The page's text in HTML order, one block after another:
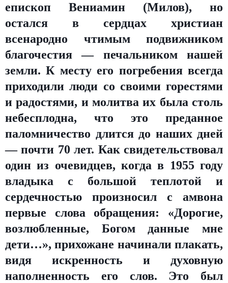
епископ Вениамин (Милов), но
остался в сердцах христиан
всенародно чтимым подвижником
благочестия — печальником нашей
земли. К месту его погребения всегда
приходили люди со своими горестями
и радостями, и молитва их была столь
небесплодна, что это преданное
паломничество длится до наших дней
— почти 70 лет. Как свидетельствовал
один из очевидцев, когда в 1955 году
владыка с большой теплотой и
сердечностью произносил с амвона
первые слова обращения: «Дорогие,
возлюбленные, Богом данные мне
дети…», прихожане начинали плакать,
видя искренность и духовную
наполненность его слов. Это был